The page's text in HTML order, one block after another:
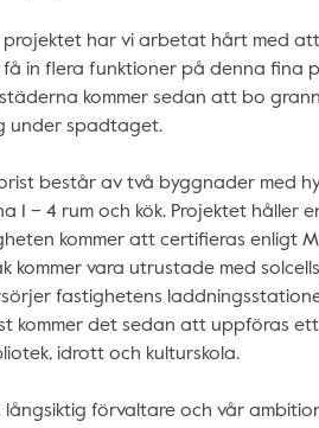
projektet har vi arbetat hårt med
få in flera funktioner på denna fina
kommer sedan att bo
under spadtaget.
består av två byggnader med
1 – 4 rum och kök. Projektet håller
kommer att certifieras enligt
kommer vara utrustade med
fastighetens
kommer det sedan att uppföras
idrott och kulturskola.
långsiktig förvaltare och vår